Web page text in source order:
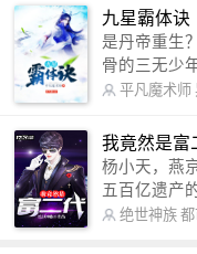
信公众号：
九星霸体诀
是丹帝重生
骨的三无少
术，修行神
勾搭各色美女，镇
尘一到，地
故事纯属虚
号入座，抓
平凡魔术师
平凡魔术师
我竟然是富
杨小天，燕
五百亿遗产
书，给我定
绝世神族